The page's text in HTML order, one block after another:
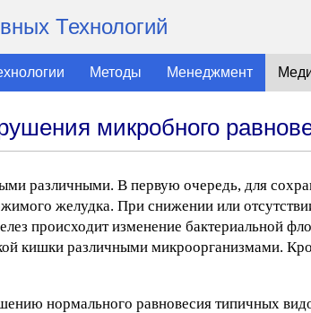
Технологий
Методы Менеджмент
микробного
различными. В первую очередь, для
желудка. При снижении или
происходит изменение бактериальной
кишки различными микроорганизмами.
нормального равновесия типичных